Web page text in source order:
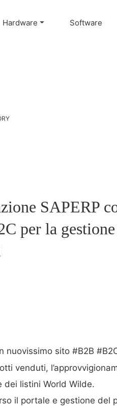
Hardware Software
SAPERP
per la
nuovissimo sito #B2B
venduti,
listini World Wilde.
il portale e gestione del